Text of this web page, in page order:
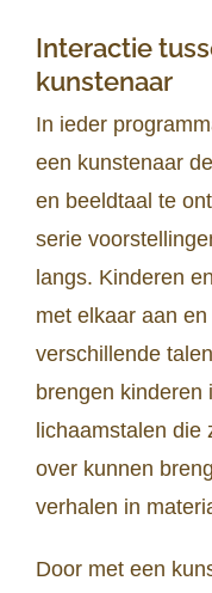
Interactie
kunstenaar
In ieder
een kunstenaar
en beeldtaal te
serie
langs. Kinderen
met elkaar aan
verschillende
brengen kinderen
lichaamstalen die
over kunnen
verhalen in
Door met een